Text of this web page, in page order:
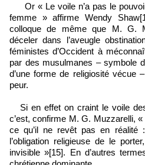
Or « Le voile n’a pas le
femme » affirme Wendy
colloque de même que M. G.
déceler dans l’aveugle
féministes d’Occident à
par des musulmanes – symbole
d’une forme de religiosité vécue
peur.
Si en effet on craint le voile
c’est, confirme M. G. Muzzarelli,
ce qu’il ne revêt pas en réalité
l’obligation religieuse de le
invisible »[15]. En d’autres